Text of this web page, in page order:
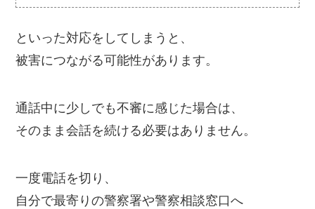
といった対応をしてしまうと、
被害につながる可能性があります。
通話中に少しでも不審に感じた場合は、
そのまま会話を続ける必要はありません。
一度電話を切り、
自分で最寄りの警察署や警察相談窓口へ